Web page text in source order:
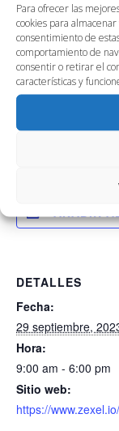
Para ofrecer las
cookies para
consentimiento de
comportamiento de
consentir o retirar el
características y
Sala 2.01, 2ª
Reunión interna
DETALLES
Fecha:
29 septiembre,
Hora:
9:00 am - 6:00 pm
Sitio web:
https://www.zexel.io/